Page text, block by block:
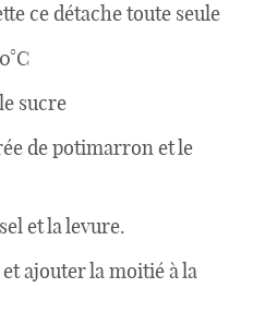
ce détache toute seule
sucre
de potimarron et le
et la levure.
ajouter la moitié à la